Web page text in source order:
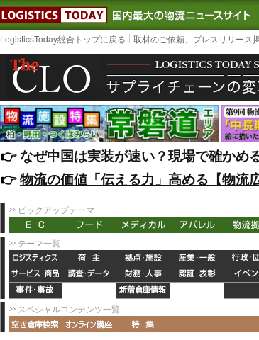
LOGISTICS TODAY｜国内最
LogisticsToday総合トップに戻る 取材のご依頼、プレスリリース
👉️なぜ中国は実装が速い？現場で確かめ
👉️物流の価値「伝える力」高める【物流
ピックアップテーマ
テーマ一覧
スペシャルコンテンツ一覧